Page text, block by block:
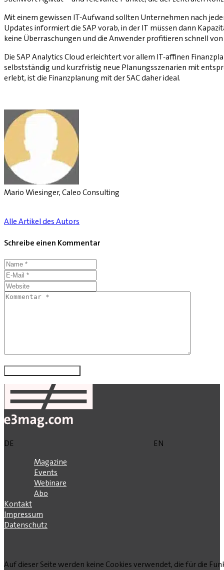
Mit einem gewissen IT-Aufwand sollten Unternehmen nach
Updates informiert die SAP vorab, in der IT müssen dann
keine Überraschungen und die Anwender profitieren schnell
Die SAP Analytics Cloud erleichtert vor allem IT-affinen
selbstständig und kurzfristig neue Planungsszenarien mit
erlebt, ist die Finanzplanung mit der SAC daher ideal.
Mario Wiesinger, Caleo Consulting
Alle Artikel des Autors
Schreibe einen Kommentar
DE
EN
Magazine
Events
Webinare
Abo
Kontakt
Impressum
Datenschutz
Auf dieser Seite werden keine Cookies verwendet, die für die